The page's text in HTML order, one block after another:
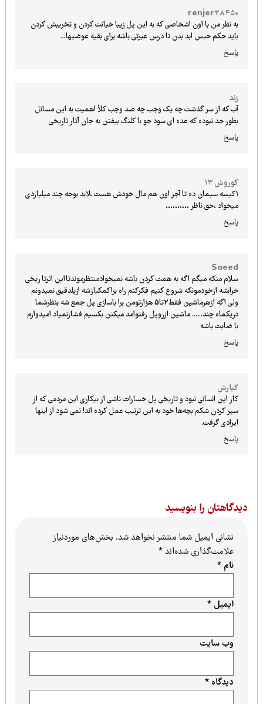
renjer28450
به نظر من با اون اشخاصی که به این پل زیبا خیانت کردن و تخریبش کردن
باید حکم حبس ابد بدن تا درس عبرتی باشه برای بقیه عوضیها...
آب که از سر گذشت چه یک وجب چه صد وجب کلأ اهمیت به این مسائل
بطور جد نبوده که عده ای سود جو با کلنگ بیفتن به جان آثار تاریخی
کوروش ۱۳
۱کیسه سیمان ده تا آجر اون هم مال خودش هست ،لابد بوجه چند میلیاردی
میخواد ،حق ناظر ،،،،،،،،،،
Saeed
سلام منکه میگم اگه به همت کردن باشه نمیخوادمنتظرموندتااین اثرتا ریخی
خرابشه ازخودمونکه شروع کنیم فکرکنم راه براکمکبازشه ازپلدقیق نمیدونم
ولی اگه ازهرماشین فقط2تا5 هزارتومن برا باسازی پل جمع شه بنظرشما
دریکماه چند...... ماشین ازروپل رفتوامد میکنن بکسیم فشارنمیاد امیدوارم
با ضایت باشه
کیارش
کار این انسانی نبود و تاریخی پل خسارات ناشی از بیکاری این مردمی که از
سیر کردن شکم بچه‌ها خود به این ترتیب عمل کرده اند! نمی شود از اینها
ایرادی گرفت.
را بنویسید
نشانی ایمیل شما منتشر نخواهد شد.بخش‌های موردنیاز
علامت‌گذاری شده‌اند*
دیدگاه*
ایمیل*
وب‌ سایت